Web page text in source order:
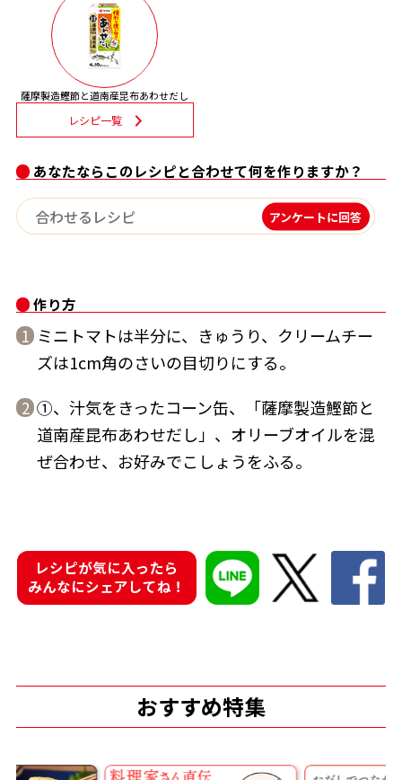
楽チン屋®
新鮮一番 『氷熟®』
割烹白だしレシピ特集
だし巻き卵特集
薩摩製造鰹節と道南産昆布あわせだし
レシピ一覧
あなたならこのレシピと合わせて何を作りますか？
アンケートに回答
作り方
1 ミニトマトは半分に、きゅうり、クリームチー
ズは1cm角のさいの目切りにする。
2 ①、汁気をきったコーン缶、「薩摩製造鰹節と
道南産昆布あわせだし」、オリーブオイルを混
ぜ合わせ、お好みでこしょうをふる。
レシピが気に入ったら
みんなにシェアしてね！
おすすめ特集